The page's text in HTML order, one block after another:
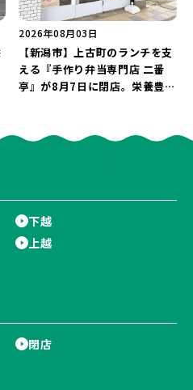
2026年08月03日
【新潟市】上古町のランチを支
える『手作り弁当専門店 二番
亭』が8月7日に閉店。栄養豊富
下越
上越
閉店